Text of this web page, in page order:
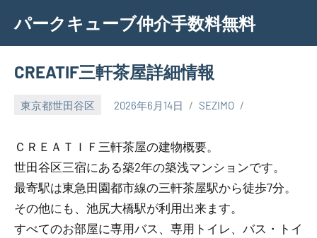
content
パークキューブ仲介手数料無料
CREATIF三軒茶屋詳細情報
東京都世田谷区 2026年6月14日 SEZIMO
ＣＲＥＡＴＩＦ三軒茶屋の建物概要。
世田谷区三宿にある築2年の築浅マンションです。
最寄駅は東急田園都市線の三軒茶屋駅から徒歩7分。
その他にも、池尻大橋駅が利用出来ます。
すべてのお部屋に専用バス、専用トイレ、バス・トイ